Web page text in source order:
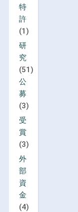
特
許
(1)
研
究
(51)
公
募
(3)
受
賞
(3)
外
部
資
金
(4)